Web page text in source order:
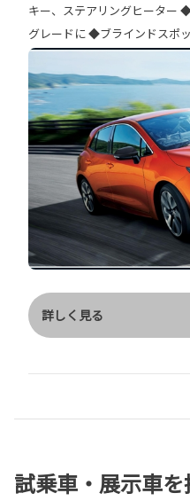
キー、ステアリングヒーター ◆
グレードに ◆ブラインドスポ
パーキングサポートブレーキ
フォグランプ ❷カーボンニュートラル実現に向けてＨＥＶ１本化
❸アクセサリーコンセント（メ
タッチメントを標準装備 写真はＧ"Z"（２ＷＤ） 車両本体価格：
￥３,１７０,２００（税込）
ックマイカ×プラチナホワイ
（税込） ※その他別途諸費用
詳しくはスタッフまで☺
詳しく見る
試乗車・展示車